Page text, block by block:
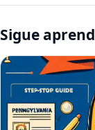
Sigue